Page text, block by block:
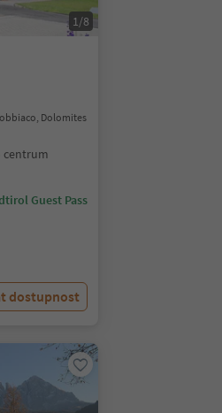
1/8
Dolomites
centrum
Guest Pass
dostupnost